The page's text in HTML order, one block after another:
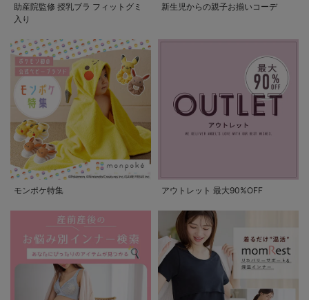
助産院監修 授乳ブラ フィットグミ
入り
新生児からの親子お揃いコーデ
モンポケ特集 アウトレット 最大90%OFF